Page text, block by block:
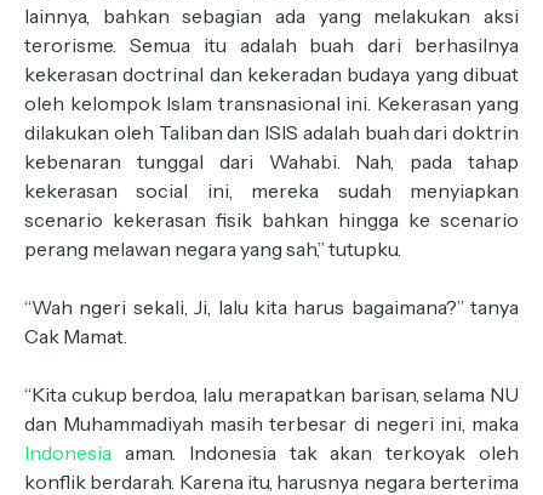
lainnya, bahkan sebagian ada yang melakukan aksi
terorisme. Semua itu adalah buah dari berhasilnya
kekerasan doctrinal dan kekeradan budaya yang dibuat
oleh kelompok Islam transnasional ini. Kekerasan yang
dilakukan oleh Taliban dan ISIS adalah buah dari doktrin
kebenaran tunggal dari Wahabi. Nah, pada tahap
kekerasan social ini, mereka sudah menyiapkan
scenario kekerasan fisik bahkan hingga ke scenario
perang melawan negara yang sah,” tutupku.
“Wah ngeri sekali, Ji, lalu kita harus bagaimana?” tanya
Cak Mamat.
“Kita cukup berdoa, lalu merapatkan barisan, selama NU
dan Muhammadiyah masih terbesar di negeri ini, maka
Indonesia aman. Indonesia tak akan terkoyak oleh
konflik berdarah. Karena itu, harusnya negara berterima